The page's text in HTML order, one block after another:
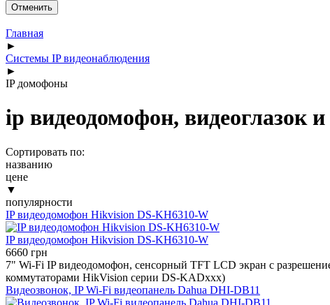
Главная
►
Системы IP видеонаблюдения
►
IP домофоны
ip видеодомофон, видеоглазок
Сортировать по:
названию
цене
▼
популярности
IP видеодомофон Hikvision DS-KH6310-W
IP видеодомофон Hikvision DS-KH6310-W
6660 грн
7" Wi-Fi IP видеодомофон, сенсорный TFT LCD экран с
коммутаторами HikVision серии DS-KADxxx)
Видеозвонок, IP Wi-Fi видеопанель Dahua DHI-DB11